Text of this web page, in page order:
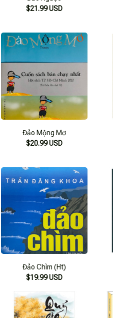
$21.99 USD
Đảo Mộng Mơ
$20.99 USD
Đảo Chìm (Ht)
$19.99 USD